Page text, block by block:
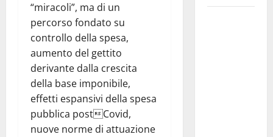
“miracoli”, ma di un
percorso fondato su
controllo della spesa,
aumento del gettito
derivante dalla crescita
della base imponibile,
effetti espansivi della spesa
pubblica postCovid,
nuove norme di attuazione